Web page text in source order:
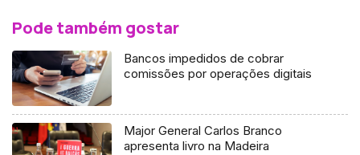
Pode também gostar
Bancos impedidos de cobrar
comissões por operações digitais
Major General Carlos Branco
apresenta livro na Madeira